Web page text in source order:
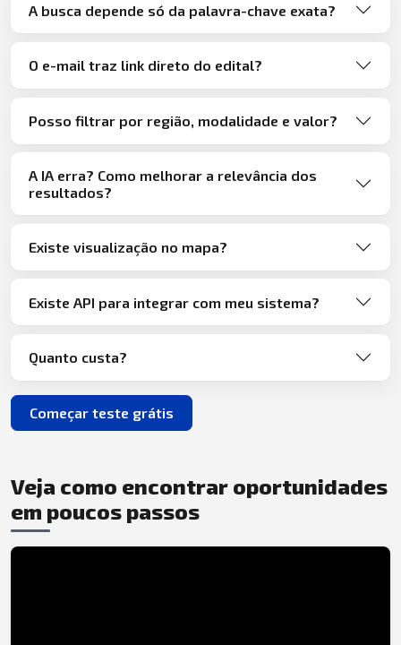
A busca depende só da palavra-chave exata?
O e-mail traz link direto do edital?
Posso filtrar por região, modalidade e valor?
A IA erra? Como melhorar a relevância dos
resultados?
Existe visualização no mapa?
Existe API para integrar com meu sistema?
Quanto custa?
Começar teste grátis
Veja como encontrar oportunidades
em poucos passos